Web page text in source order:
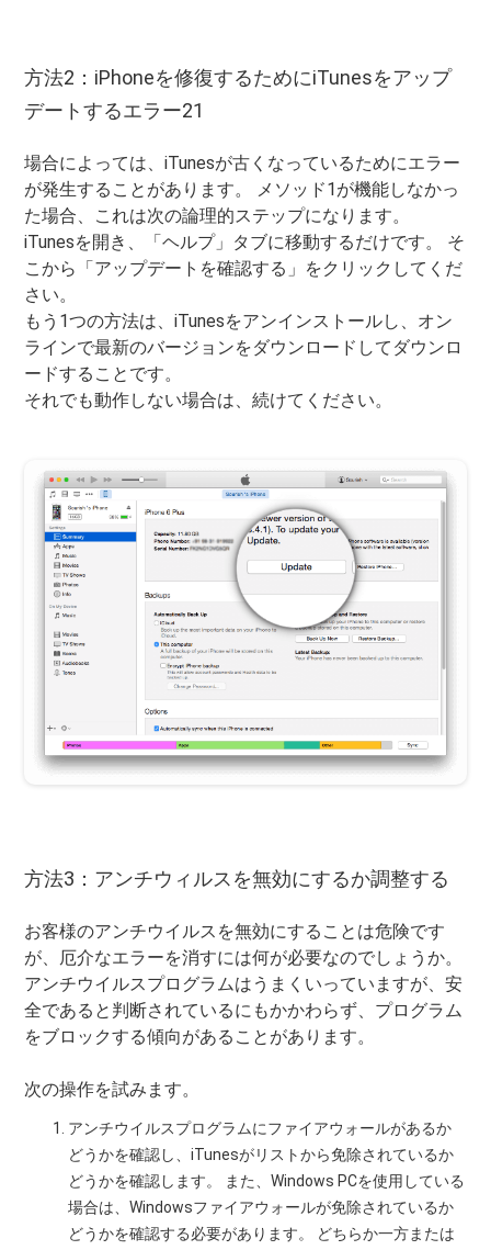
方法2：iPhoneを修復するためにiTunesをアップ
デートするエラー21
場合によっては、iTunesが古くなっているためにエラー
が発生することがあります。 メソッド1が機能しなかっ
た場合、これは次の論理的ステップになります。
iTunesを開き、「ヘルプ」タブに移動するだけです。 そ
こから「アップデートを確認する」をクリックしてくだ
さい。
もう1つの方法は、iTunesをアンインストールし、オン
ラインで最新のバージョンをダウンロードしてダウンロ
ードすることです。
それでも動作しない場合は、続けてください。
方法3：アンチウィルスを無効にするか調整する
お客様のアンチウイルスを無効にすることは危険です
が、厄介なエラーを消すには何が必要なのでしょうか。
アンチウイルスプログラムはうまくいっていますが、安
全であると判断されているにもかかわらず、プログラム
をブロックする傾向があることがあります。
次の操作を試みます。
アンチウイルスプログラムにファイアウォールがあるか
どうかを確認し、iTunesがリストから免除されているか
どうかを確認します。 また、Windows PCを使用している
場合は、Windowsファイアウォールが免除されているか
どうかを確認する必要があります。 どちらか一方または